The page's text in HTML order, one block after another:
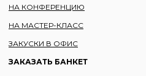
НА КОНФЕРЕНЦИЮ
НА МАСТЕР-КЛАСС
ЗАКУСКИ В ОФИС
ЗАКАЗАТЬ БАНКЕТ